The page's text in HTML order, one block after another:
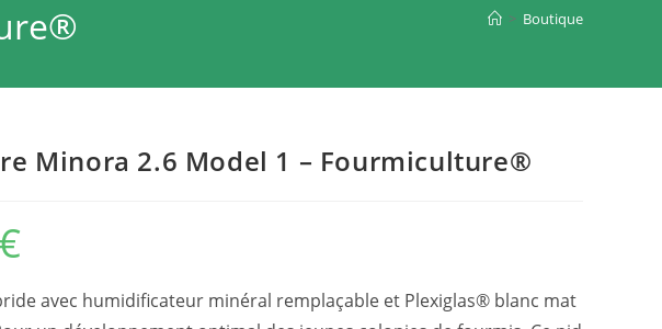
> Boutique
Minora 2.6 Model 1 – Fourmiculture®
€
avec humidificateur minéral remplaçable et Plexiglas® blanc mat